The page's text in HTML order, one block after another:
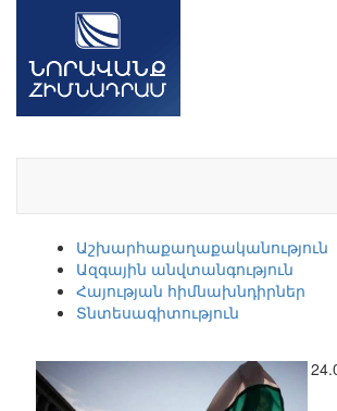
Աշխարհաքաղաքականություն
Ազգային անվտանգություն
Հայության հիմնախնդիրներ
Տնտեսագիտություն